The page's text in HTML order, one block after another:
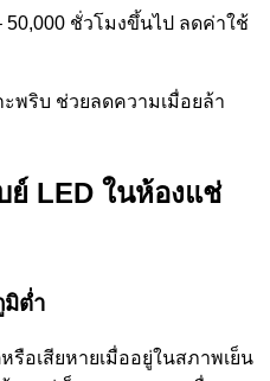
50,000 ชั่วโมงขึ้นไป ลดค่าใช้
พริบ ช่วยลดความเมื่อยล้า
ย์ LED ในห้องแช่
ต่ำ
อเสียหายเมื่ออยู่ในสภาพเย็น